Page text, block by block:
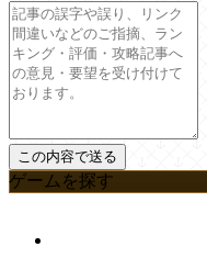
ゲームを探す